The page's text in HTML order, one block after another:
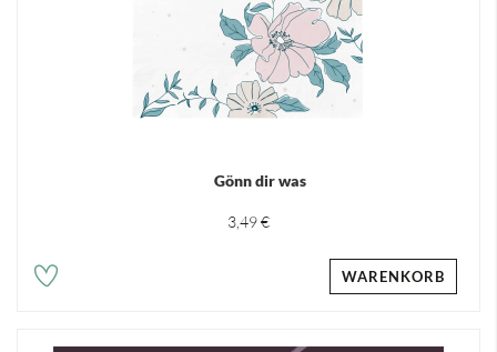
Gönn dir was
3,49 €
WARENKORB